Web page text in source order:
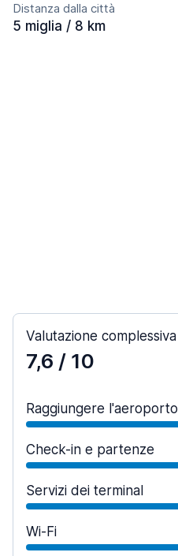
Distanza dalla città
5 miglia / 8 km
Valutazione complessiva
7,6 / 10
Raggiungere l'aeroporto
Check-in e partenze
Servizi dei terminal
Wi-Fi